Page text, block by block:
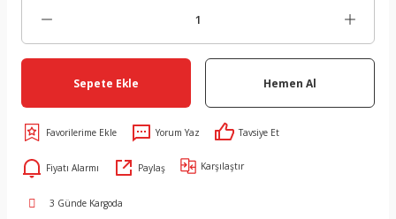
Sepete Ekle Hemen Al
Yorum Yaz Tavsiye Et
Fiyatı Alarmı Paylaş Karşılaştır
3 Günde Kargoda